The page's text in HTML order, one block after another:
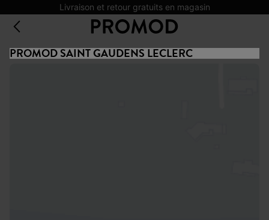
Livraison et retour gratuits en magasin
PROMOD SAINT GAUDENS LECLERC